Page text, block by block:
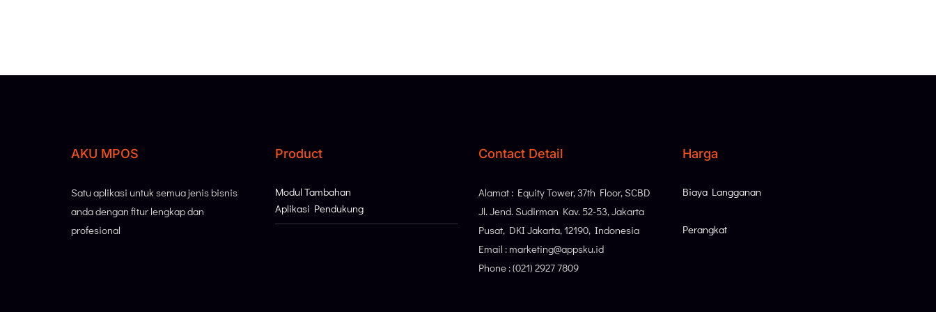
AKU MPOS
Satu aplikasi untuk semua jenis bisnis
anda dengan fitur lengkap dan
profesional
Product
Modul Tambahan
Aplikasi Pendukung
Contact Detail
Alamat : Equity Tower, 37th Floor, SCBD
Jl. Jend. Sudirman Kav. 52-53, Jakarta
Pusat, DKI Jakarta, 12190, Indonesia
Email : marketing@appsku.id
Phone : (021) 2927 7809
Harga
Biaya Langganan
Perangkat